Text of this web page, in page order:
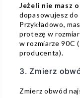
Jeżeli nie masz
dopasowujesz
Przykładowo,
protezę w
w rozmiarze 90C
producenta).
3. Zmierz
Zmierz obwód